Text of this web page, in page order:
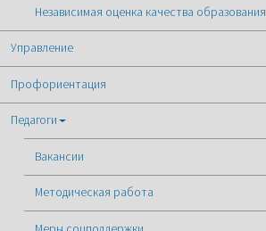
Независимая оценка качества образования
Управление
Профориентация
Педагоги
Вакансии
Методическая работа